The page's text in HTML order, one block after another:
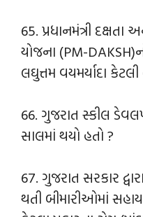
65. પ્રધાનમંત્રી
યોજના (PM-
લઘુત્તમ વયમર્યાદા
66. ગુજરાત સ્કીલ
સાલમાં થયો હતો ?
67. ગુજરાત સરકાર
થતી બીમારીઓમાં